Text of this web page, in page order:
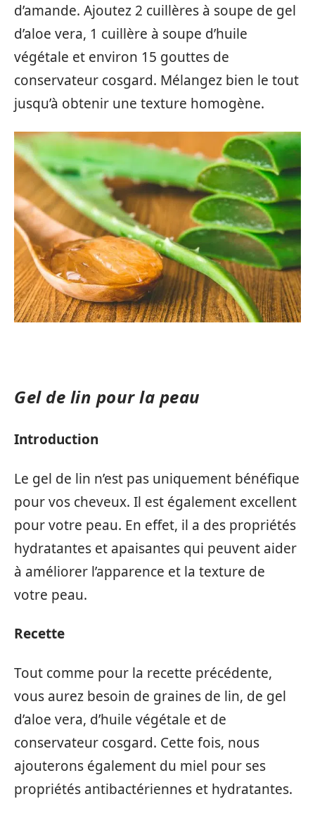
d’amande. Ajoutez 2 cuillères à soupe de gel
d’aloe vera, 1 cuillère à soupe d’huile
végétale et environ 15 gouttes de
conservateur cosgard. Mélangez bien le tout
jusqu’à obtenir une texture homogène.
Gel de lin pour la peau
Introduction
Le gel de lin n’est pas uniquement bénéfique
pour vos cheveux. Il est également excellent
pour votre peau. En effet, il a des propriétés
hydratantes et apaisantes qui peuvent aider
à améliorer l’apparence et la texture de
votre peau.
Recette
Tout comme pour la recette précédente,
vous aurez besoin de graines de lin, de gel
d’aloe vera, d’huile végétale et de
conservateur cosgard. Cette fois, nous
ajouterons également du miel pour ses
propriétés antibactériennes et hydratantes.